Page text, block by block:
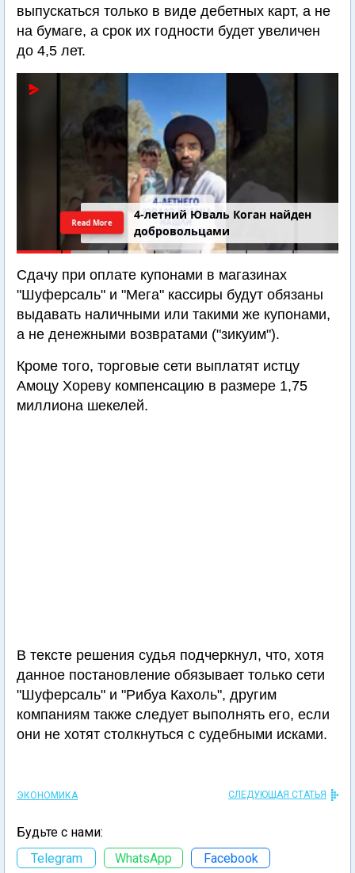
выпускаться только в виде дебетных карт, а не
на бумаге, а срок их годности будет увеличен
до 4,5 лет.
4-летний Юваль Коган найден
добровольцами
Read More
Сдачу при оплате купонами в магазинах
"Шуферсаль" и "Мега" кассиры будут обязаны
выдавать наличными или такими же купонами,
а не денежными возвратами ("зикуим").
Кроме того, торговые сети выплатят истцу
Амоцу Хореву компенсацию в размере 1,75
миллиона шекелей.
В тексте решения судья подчеркнул, что, хотя
данное постановление обязывает только сети
"Шуферсаль" и "Рибуа Кахоль", другим
компаниям также следует выполнять его, если
они не хотят столкнуться с судебными исками.
ЭКОНОМИКА СЛЕДУЮЩАЯ СТАТЬЯ
Будьте с нами:
Telegram
WhatsApp Facebook